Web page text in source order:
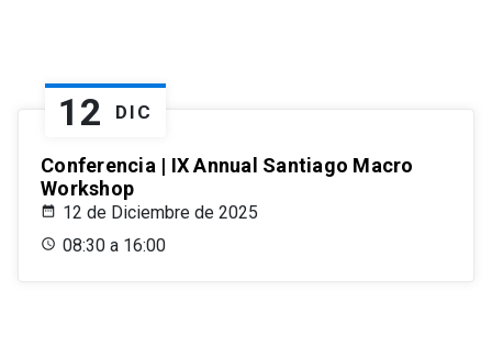
12 DIC
Conferencia | IX Annual Santiago Macro
Workshop
12 de Diciembre de 2025
08:30 a 16:00